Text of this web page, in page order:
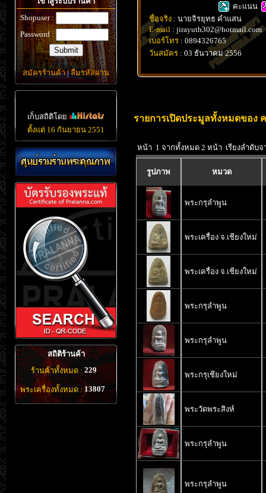
Shopuser :
Password :
สมัครร้านค้า|ลืมรหัสผ่าน
เก็บสถิติโดย
ตั้งแต่ 16 กันยายน 2551
สถิติร้านค้า
ร้านค้าทั้งหมด : 229
พระเครื่องทั้งหมด : 13807
คะแนน
ชื่อจริง : นายจิรยุทธ คำแสน
E-mail : jirayuth302@hotmail.com
เบอร์โทร : 0894326765
วันสมัคร : 03 ธันวาคม 2556
รายการเปิดประมูลทั้งหมดของ
หน้า 1 จากทั้งหมด 2 หน้า เรียงลำดับจ
รูปภาพ หมวด
พระกรุลำพูน
พระเครื่อง จ.เชียงใหม่
พระเครื่อง จ.เชียงใหม่
พระกรุลำพูน
พระกรุลำพูน
พระกรุเชียงใหม่
พระวัดพระสิงห์
พระกรุลำพูน
พระกรุลำพูน